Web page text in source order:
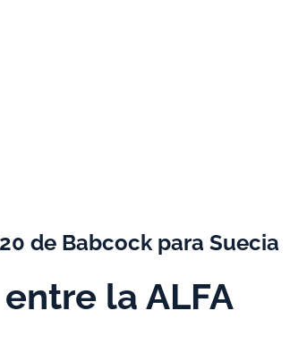
de Babcock para Suecia
la ALFA